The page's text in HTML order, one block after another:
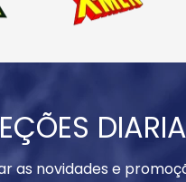
as novidades e